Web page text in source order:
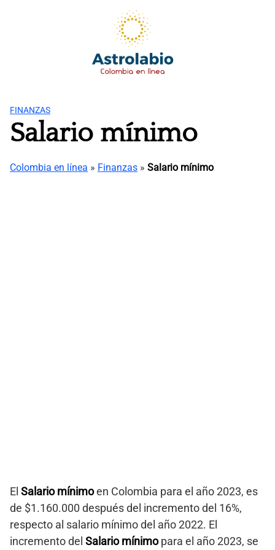
FINANZAS
Salario mínimo
Colombia en línea » Finanzas » Salario mínimo
El Salario mínimoen Colombia para el año 2023, es
de $1.160.000 después del incremento del 16%,
respecto al salario mínimo del año 2022. El
incremento del Salario mínimopara el año 2023, se